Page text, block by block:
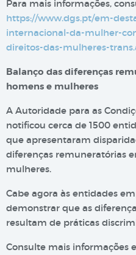
Para mais informações,
https://www.dgs.pt/em-
internacional-da-mulher-
direitos-das-mulheres-
Balanço das diferenças
homens e mulheres
A Autoridade para as
notificou cerca de 1500
que apresentaram
diferenças remuneratórias
mulheres.
Cabe agora às entidades
demonstrar que as
resultam de práticas
Consulte mais informações